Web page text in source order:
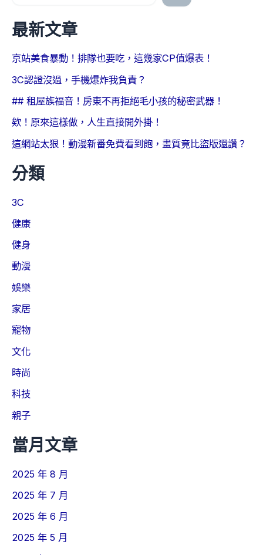
最新文章
京站美食暴動！排隊也要吃，這幾家CP值爆表！
3C認證沒過，手機爆炸我負責？
## 租屋族福音！房東不再拒絕毛小孩的秘密武器！
欸！原來這樣做，人生直接開外掛！
這網站太狠！動漫新番免費看到飽，畫質竟比盜版還讚？
分類
3C
健康
健身
動漫
娛樂
家居
寵物
文化
時尚
科技
親子
當月文章
2025 年 8 月
2025 年 7 月
2025 年 6 月
2025 年 5 月